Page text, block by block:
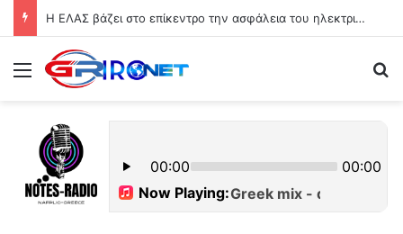
Η ΕΛΑΣ βάζει στο επίκεντρο την ασφάλεια του ηλεκτρικού δικτύου μετά τις φωτιές
Μενού